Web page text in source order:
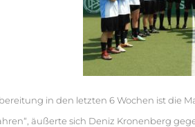
in den letzten 6 Wochen ist die
äußerte sich Deniz Kronenberg